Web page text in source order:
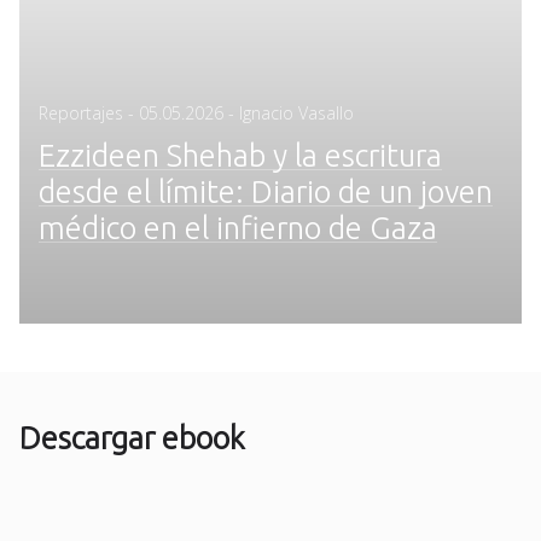
Reportajes - Posted
05.05.2026 - Ignacio Vasallo
Ezzideen Shehab y la escritura
desde el límite: Diario de un joven
médico en el infierno de Gaza
Descargar ebook